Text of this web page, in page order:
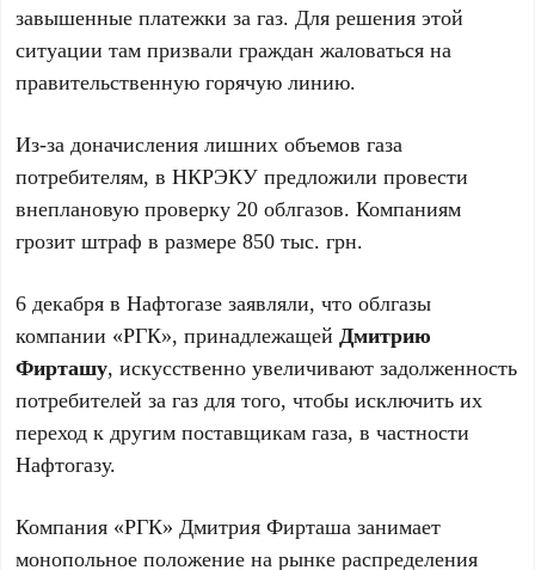
завышенные платежки за газ. Для решения этой
ситуации там призвали граждан жаловаться на
правительственную горячую линию.
Из-за доначисления лишних объемов газа
потребителям, в НКРЭКУ предложили провести
внеплановую проверку 20 облгазов. Компаниям
грозит штраф в размере 850 тыс. грн.
6 декабря в Нафтогазе заявляли, что облгазы
компании «РГК», принадлежащей Дмитрию
Фирташу, искусственно увеличивают задолженность
потребителей за газ для того, чтобы исключить их
переход к другим поставщикам газа, в частности
Нафтогазу.
Компания «РГК» Дмитрия Фирташа занимает
монопольное положение на рынке распределения